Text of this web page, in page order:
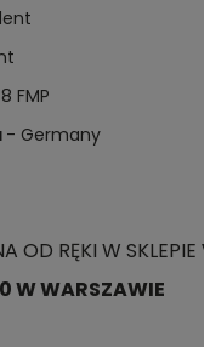
FMP
- Germany
OD RĘKI W SKLEPIE
W WARSZAWIE